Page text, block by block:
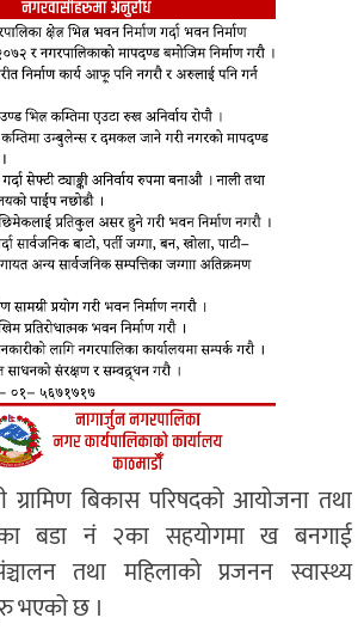
ग्रामिण बिकास परिषदको आयोजना तथा
बडा नं २का सहयोगमा ख बनगाई
तथा महिलाको प्रजनन स्वास्थ्य
भएको छ ।